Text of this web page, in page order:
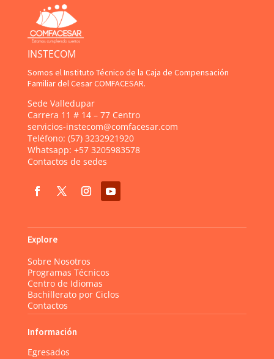
INSTECOM
Somos el Instituto Técnico de la Caja de Compensación
Familiar del Cesar COMFACESAR.
Sede Valledupar
Carrera 11 # 14 – 77 Centro
servicios-instecom@comfacesar.com
Teléfono: (57) 3232921920
Whatsapp: +57 3205983578
Contactos de sedes
Explore
Sobre Nosotros
Programas Técnicos
Centro de Idiomas
Bachillerato por Ciclos
Contactos
Información
Egresados